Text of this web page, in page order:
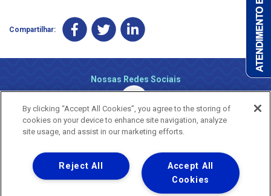
Compartilhar:
Nossas Redes Sociais
Uma empresa
Copyright ® 2026 - Todos os Direitos Reservados.
By clicking “Accept All Cookies”, you agree to the storing of
cookies on your device to enhance site navigation, analyze
site usage, and assist in our marketing efforts.
Accept All
Cookies
Reject All